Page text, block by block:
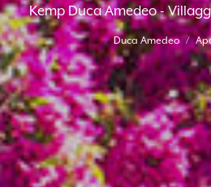
Kemp Duca Amedeo -
Duca Amedeo